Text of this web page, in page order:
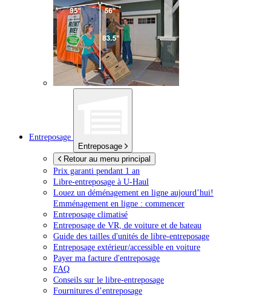
Entreposage
Entreposage
Retour au menu principal
Prix garanti pendant 1 an
Libre-entreposage à U-Haul
Louez un déménagement en ligne aujourd’hui!
Emménagement en ligne : commencer
Entreposage climatisé
Entreposage de VR, de voiture et de bateau
Guide des tailles d'unités de libre-entreposage
Entreposage extérieur/accessible en voiture
Payer ma facture d'entreposage
FAQ
Conseils sur le libre-entreposage
Fournitures d’entreposage